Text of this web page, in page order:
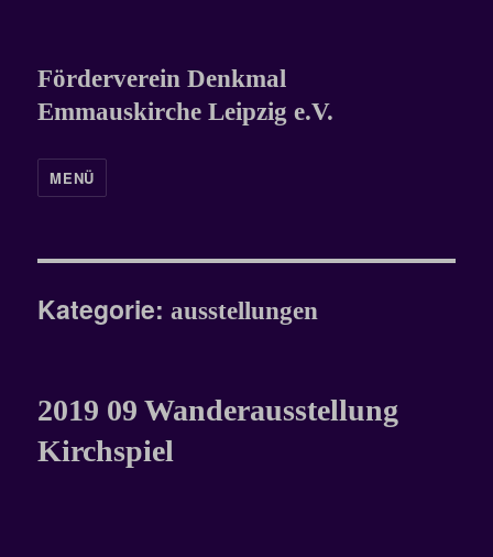
Förderverein Denkmal
Emmauskirche Leipzig e.V.
MENÜ
Kategorie:ausstellungen
2019 09 Wanderausstellung
Kirchspiel